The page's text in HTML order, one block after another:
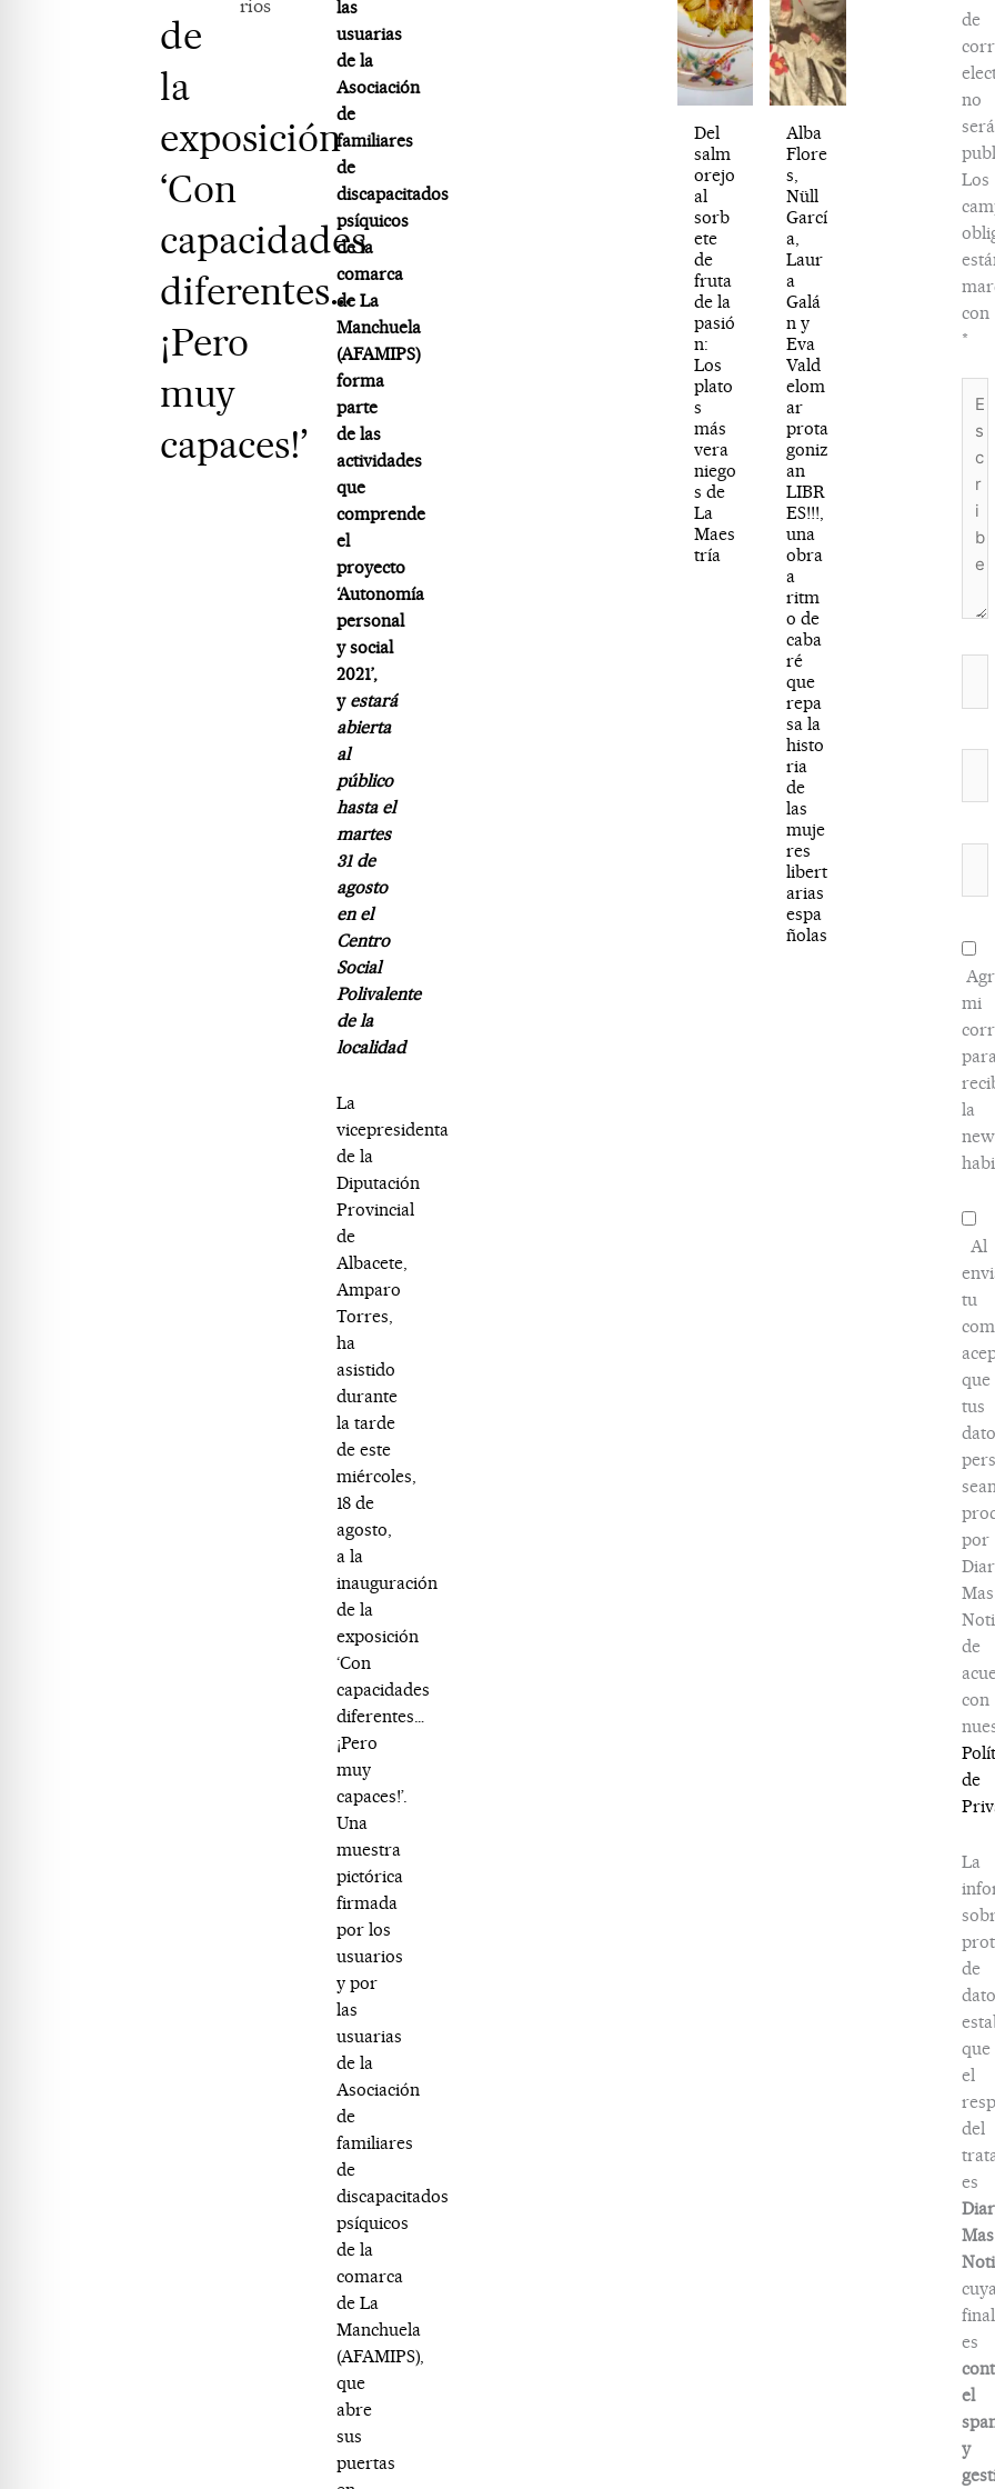
de
la
exposición
‘Con
capacidades
diferentes…
¡Pero
muy
capaces!’
rios
las
usuarias
de la
Asociación
de
familiares
de
discapacitados
psíquicos
de la
comarca
de La
Manchuela
(AFAMIPS)
forma
parte
de las
actividades
que
comprende
el
proyecto
‘Autonomía
personal
y social
2021’,
y estará
abierta
al
público
hasta el
martes
31 de
agosto
en el
Centro
Social
Polivalente
de la
localidad
La
vicepresidenta
de la
Diputación
Provincial
de
Albacete,
Amparo
Torres,
ha
asistido
durante
la tarde
de este
miércoles,
18 de
agosto,
a la
inauguración
de la
exposición
‘Con
capacidades
diferentes…
¡Pero
muy
capaces!’.
Una
muestra
pictórica
firmada
por los
usuarios
y por
las
usuarias
de la
Asociación
de
familiares
de
discapacitados
psíquicos
de la
comarca
de La
Manchuela
(AFAMIPS),
que
abre
sus
puertas
Del
salm
orejo
al
sorb
ete
de
fruta
de la
pasió
n:
Los
plato
s
más
vera
niego
s de
La
Maes
tría
Alba
Flore
s,
Nüll
Garcí
a,
Laur
a
Galá
n y
Eva
Vald
elom
ar
prota
goniz
an
LIBR
ES!!!,
una
obra
a
ritm
o de
caba
ré
que
repa
sa la
histo
ria
de
las
muje
res
libert
arias
espa
ñolas
de
no
será
Los
con
*
mi
para
la
Al
tu
que
tus
sean
por
Mas
de
con
de
La
de
que
el
del
es
Mas
cuya
es
el
y